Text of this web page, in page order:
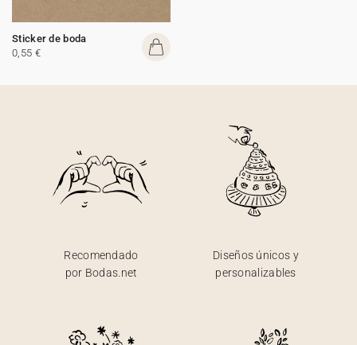
Sticker de boda
0,55 €
Recomendado
por Bodas.net
Diseños únicos y
personalizables